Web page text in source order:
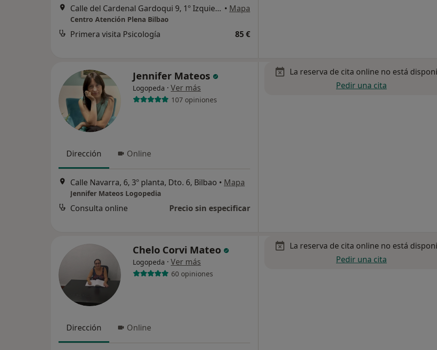
Calle del Cardenal Gardoqui 9, 1º Izquierda, Bilbao • Mapa
Centro Atención Plena Bilbao
Primera visita Psicología 85 €
Jennifer Mateos
Logopeda · Ver más
107 opiniones
Dirección Online
Calle Navarra, 6, 3º planta, Dto. 6, Bilbao • Mapa
Jennifer Mateos Logopedia
Consulta online Precio sin especificar
La reserva de cita online no está
Pedir una cita
Chelo Corvi Mateo
Logopeda · Ver más
60 opiniones
Dirección Online
La reserva de cita online no está
Pedir una cita